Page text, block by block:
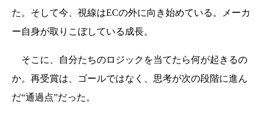
た。そして今、視線はECの外に向き始めている。メーカ
ー自身が取りこぼしている成長。
そこに、自分たちのロジックを当てたら何が起きるの
か。再受賞は、ゴールではなく、思考が次の段階に進ん
だ“通過点”だった。